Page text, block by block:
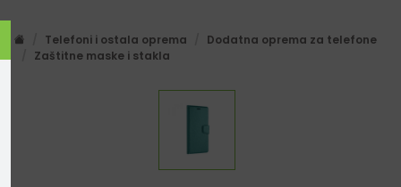
Telefoni i ostala oprema
Dodatna oprema za telefone
Zaštitne maske i stakla